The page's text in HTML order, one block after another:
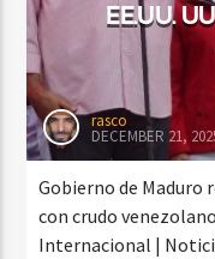
EE.UU.
rasco
DECEMBER 21,
Gobierno de Maduro
con crudo
Internacional |